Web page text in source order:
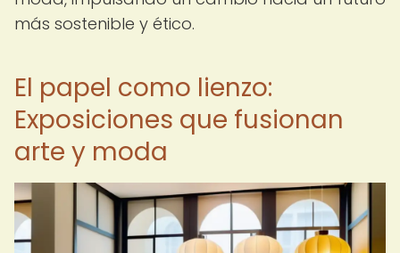
más sostenible y ético.
El papel como lienzo:
Exposiciones que fusionan
arte y moda